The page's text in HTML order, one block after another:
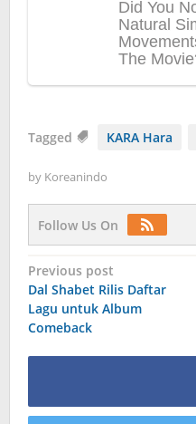
Tagged KARA Hara
by Koreanindo
Follow Us On
Post
navigation
Previous post
Dal Shabet Rilis Daftar
Lagu untuk Album
Comeback